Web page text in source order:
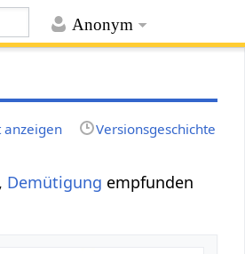
Anonym
anzeigen Versionsgeschichte
, Demütigung empfunden